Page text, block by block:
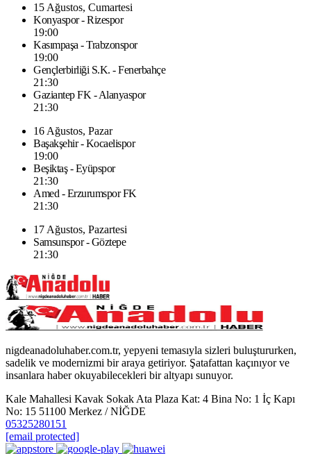
15 Ağustos, Cumartesi
Konyaspor - Rizespor
19:00
Kasımpaşa - Trabzonspor
19:00
Gençlerbirliği S.K. - Fenerbahçe
21:30
Gaziantep FK - Alanyaspor
21:30
16 Ağustos, Pazar
Başakşehir - Kocaelispor
19:00
Beşiktaş - Eyüpspor
21:30
Amed - Erzurumspor FK
21:30
17 Ağustos, Pazartesi
Samsunspor - Göztepe
21:30
nigdeanadoluhaber.com.tr, yepyeni temasıyla sizleri buluştururken,
sadelik ve modernizmi bir araya getiriyor. Şatafattan kaçınıyor ve
insanlara haber okuyabilecekleri bir altyapı sunuyor.
Kale Mahallesi Kavak Sokak Ata Plaza Kat: 4 Bina No: 1 İç Kapı
No: 15 51100 Merkez / NİĞDE
05325280151
[email protected]